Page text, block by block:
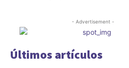
- Advertisement -
Últimos artículos